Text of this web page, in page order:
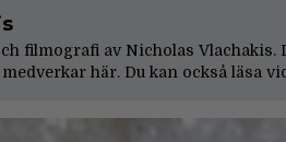
filmografi av Nicholas Vlachakis.
här. Du kan också läsa